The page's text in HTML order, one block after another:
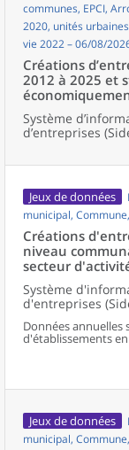
communes, EPCI,
2020, unités
vie 2022 – 06/08/
Créations
2012 à 2025 et
Système
d’entreprises
Jeux de données
municipal,
Créations
niveau
secteur
Système
d'entreprises
Données
d'établissements
selon le secteur
Jeux de données
municipal,